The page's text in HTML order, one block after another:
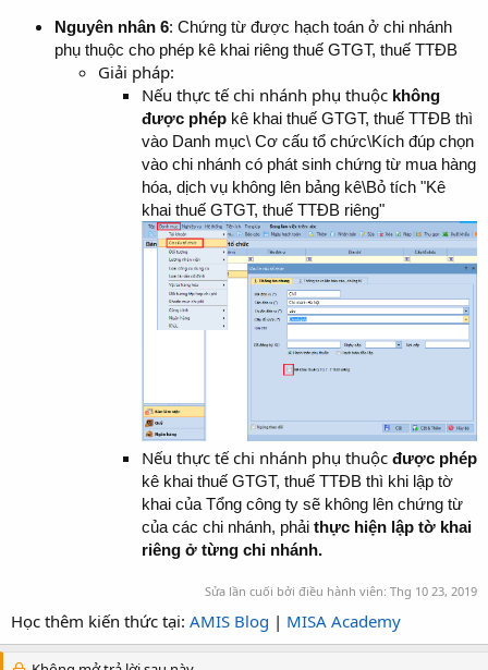
Nguyên nhân 6: Chứng từ được hạch toán ở chi nhánh
phụ thuộc cho phép kê khai riêng thuế GTGT, thuế TTĐB
Giải pháp:
Nếu thực tế chi nhánh phụ thuộc không
được phép kê khai thuế GTGT, thuế TTĐB thì
vào Danh mục\ Cơ cấu tổ chức\Kích đúp chọn
vào chi nhánh có phát sinh chứng từ mua hàng
hóa, dịch vụ không lên bảng kê\Bỏ tích "Kê
khai thuế GTGT, thuế TTĐB riêng"
Nếu thực tế chi nhánh phụ thuộc được phép
kê khai thuế GTGT, thuế TTĐB thì khi lập tờ
khai của Tổng công ty sẽ không lên chứng từ
của các chi nhánh, phải thực hiện lập tờ khai
riêng ở từng chi nhánh.
Sửa lần cuối bởi điều hành viên: Thg 10 23, 2019
Học thêm kiến thức tại: AMIS Blog | MISA Academy